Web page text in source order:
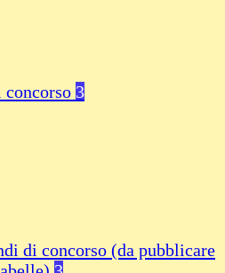
3
di concorso (da pubblicare